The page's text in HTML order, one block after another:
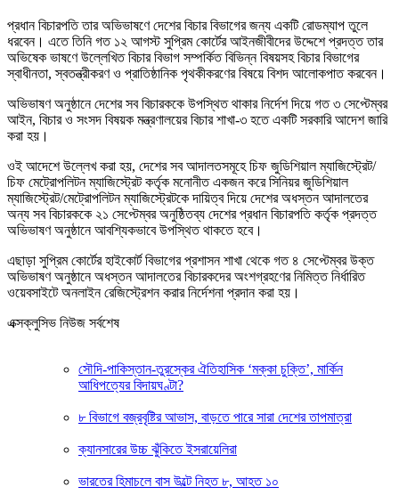
প্রধান বিচারপতি তার অভিভাষণে দেশের বিচার বিভাগের জন্য একটি রোডম্যাপ তুলে
ধরবেন। এতে তিনি গত ১২ আগস্ট সুপ্রিম কোর্টের আইনজীবীদের উদ্দেশে প্রদত্ত তার
অভিষেক ভাষণে উল্লেখিত বিচার বিভাগ সম্পর্কিত বিভিন্ন বিষয়সহ বিচার বিভাগের
স্বাধীনতা, স্বতন্ত্রীকরণ ও প্রাতিষ্ঠানিক পৃথকীকরণের বিষয়ে বিশদ আলোকপাত করবেন।
অভিভাষণ অনুষ্ঠানে দেশের সব বিচারককে উপস্থিত থাকার নির্দেশ দিয়ে গত ৩ সেপ্টেম্বর
আইন, বিচার ও সংসদ বিষয়ক মন্ত্রণালয়ের বিচার শাখা-৩ হতে একটি সরকারি আদেশ জারি
করা হয়।
ওই আদেশে উল্লেখ করা হয়, দেশের সব আদালতসমূহে চিফ জুডিশিয়াল ম্যাজিস্ট্রেট/
চিফ মেট্রোপলিটন ম্যাজিস্ট্রেট কর্তৃক মনোনীত একজন করে সিনিয়র জুডিশিয়াল
ম্যাজিস্ট্রেট/মেট্রোপলিটন ম্যাজিস্ট্রেটকে দায়িত্ব দিয়ে দেশের অধস্তন আদালতের
অন্য সব বিচারককে ২১ সেপ্টেম্বর অনুষ্ঠিতব্য দেশের প্রধান বিচারপতি কর্তৃক প্রদত্ত
অভিভাষণ অনুষ্ঠানে আবশ্যিকভাবে উপস্থিত থাকতে হবে।
এছাড়া সুপ্রিম কোর্টের হাইকোর্ট বিভাগের প্রশাসন শাখা থেকে গত ৪ সেপ্টেম্বর উক্ত
অভিভাষণ অনুষ্ঠানে অধস্তন আদালতের বিচারকদের অংশগ্রহণের নিমিত্ত নির্ধারিত
ওয়েবসাইটে অনলাইন রেজিস্ট্রেশন করার নির্দেশনা প্রদান করা হয়।
এক্সক্লুসিভ নিউজ সর্বশেষ
সৌদি-পাকিস্তান-তুরস্কের ঐতিহাসিক ‘মক্কা চুক্তি’, মার্কিন
আধিপত্যের বিদায়ঘণ্টা?
৮ বিভাগে বজ্রবৃষ্টির আভাস, বাড়তে পারে সারা দেশের তাপমাত্রা
ক্যানসারের উচ্চ ঝুঁকিতে ইসরায়েলিরা
ভারতের হিমাচলে বাস উল্টে নিহত ৮, আহত ১০